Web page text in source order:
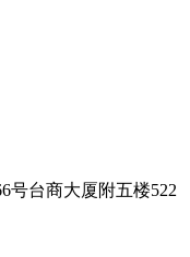
台商大厦附五楼522